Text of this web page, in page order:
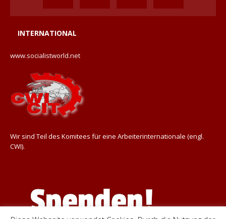
INTERNATIONAL
www.socialistworld.net
Wir sind Teil des Komitees für eine Arbeiterinternationale (engl.
CWI).